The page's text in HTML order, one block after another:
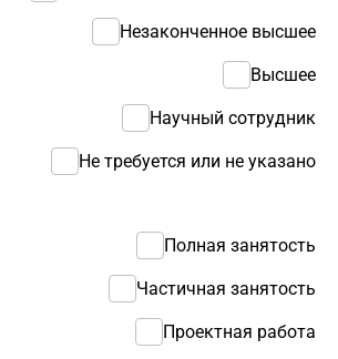
Полная занятость
Частичная занятость
Проектная работа
Незаконченное высшее
Высшее
Научный сотрудник
Не требуется или не указано